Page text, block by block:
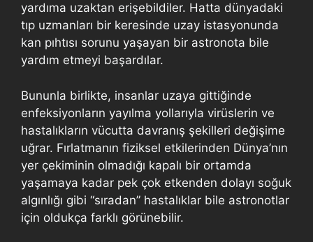
yardıma uzaktan erişebildiler. Hatta dünyadaki
tıp uzmanları bir keresinde uzay istasyonunda
kan pıhtısı sorunu yaşayan bir astronota bile
yardım etmeyi başardılar.
Bununla birlikte, insanlar uzaya gittiğinde
enfeksiyonların yayılma yollarıyla virüslerin ve
hastalıkların vücutta davranış şekilleri değişime
uğrar. Fırlatmanın fiziksel etkilerinden Dünya’nın
yer çekiminin olmadığı kapalı bir ortamda
yaşamaya kadar pek çok etkenden dolayı soğuk
algınlığı gibi “sıradan” hastalıklar bile astronotlar
için oldukça farklı görünebilir.